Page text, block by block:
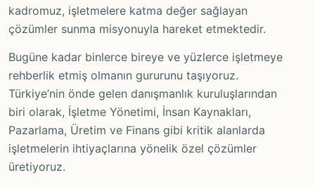
kadromuz, işletmelere katma değer sağlayan
çözümler sunma misyonuyla hareket etmektedir.
Bugüne kadar binlerce bireye ve yüzlerce işletmeye
rehberlik etmiş olmanın gururunu taşıyoruz.
Türkiye’nin önde gelen danışmanlık kuruluşlarından
biri olarak, İşletme Yönetimi, İnsan Kaynakları,
Pazarlama, Üretim ve Finans gibi kritik alanlarda
işletmelerin ihtiyaçlarına yönelik özel çözümler
üretiyoruz.